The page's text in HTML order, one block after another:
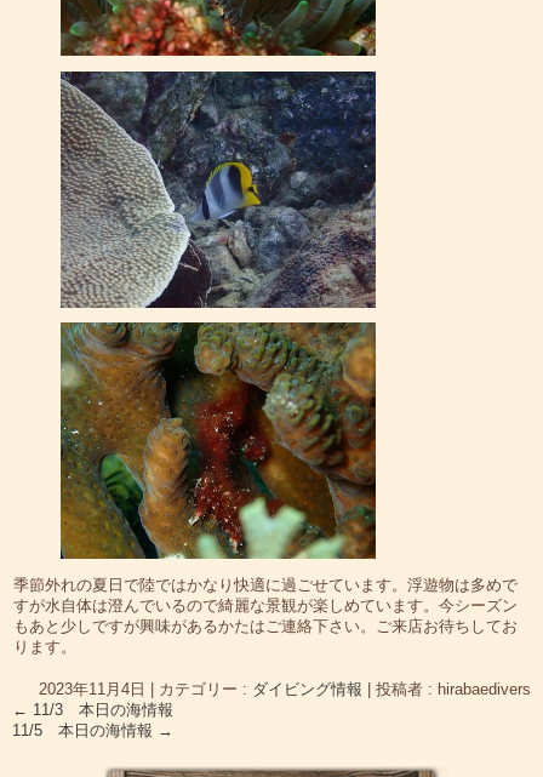
季節外れの夏日で陸ではかなり快適に過ごせています。浮遊物は多めで
すが水自体は澄んでいるので綺麗な景観が楽しめています。今シーズン
もあと少しですが興味があるかたはご連絡下さい。ご来店お待ちしてお
ります。
2023年11月4日 カテゴリー : ダイビング情報
投稿者 : hirabaedivers
← 11/3 本日の海情報
11/5 本日の海情報 →